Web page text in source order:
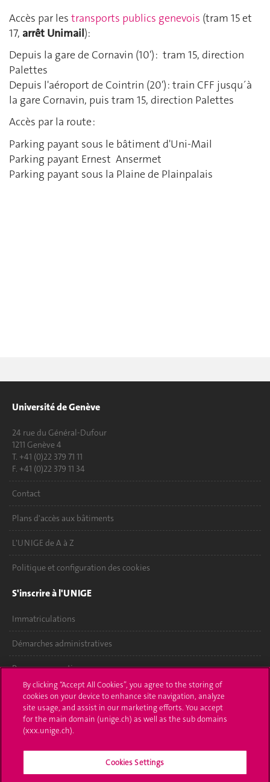
Accès par les transports publics genevois (tram 15 et
17, arrêt Unimail):
Depuis la gare de Cornavin (10') : tram 15, direction
Palettes
Depuis l'aéroport de Cointrin (20') : train CFF jusqu´à
la gare Cornavin, puis tram 15, direction Palettes
Accès par la route :
Parking payant sous le bâtiment d'Uni-Mail
Parking payant Ernest Ansermet
Parking payant sous la Plaine de Plainpalais
Université de Genève
24 rue du Général-Dufour
1211 Genève 4
T. +41 (0)22 379 71 11
F. +41 (0)22 379 11 34
Contact
Plans d'accès aux bâtiments
L'UNIGE de A à Z
Politique et configuration des cookies
S'inscrire à l'UNIGE
Immatriculations
Démarches administratives
Poser une question
L'UNIGE vous informe
UNIGE Mobile
By clicking “Accept All Cookies”, you agree to the storing of
cookies on your device to enhance site navigation, analyze
site usage, and assist in our marketing efforts. You accept
for the main domain (unige.ch) as well as the sub domains
(xxx.unige.ch).
Cookies Settings